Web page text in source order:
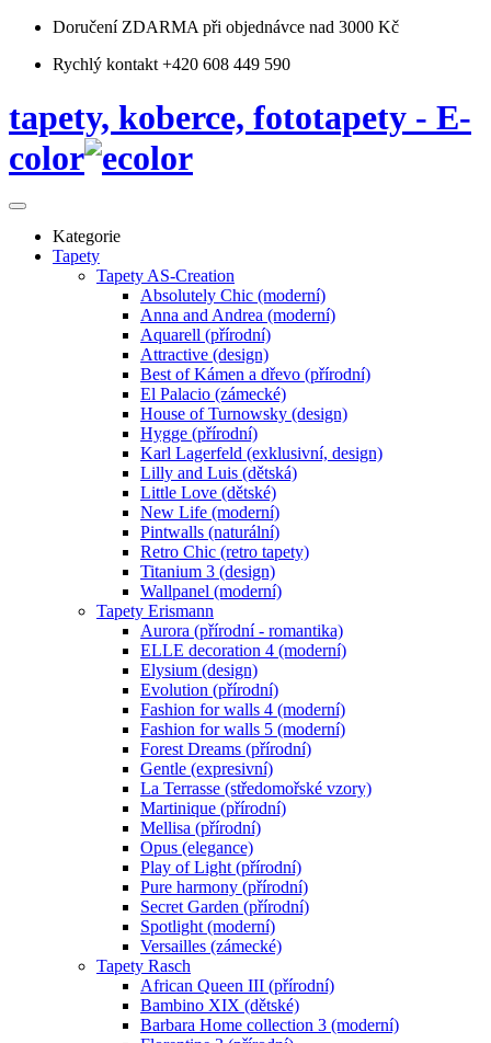
Doručení ZDARMA při objednávce nad 3000 Kč
Rychlý kontakt +420 608 449 590
tapety, koberce, fototapety - E-
color
Kategorie
Tapety
Tapety AS-Creation
Absolutely Chic (moderní)
Anna and Andrea (moderní)
Aquarell (přírodní)
Attractive (design)
Best of Kámen a dřevo (přírodní)
El Palacio (zámecké)
House of Turnowsky (design)
Hygge (přírodní)
Karl Lagerfeld (exklusivní, design)
Lilly and Luis (dětská)
Little Love (dětské)
New Life (moderní)
Pintwalls (naturální)
Retro Chic (retro tapety)
Titanium 3 (design)
Wallpanel (moderní)
Tapety Erismann
Aurora (přírodní - romantika)
ELLE decoration 4 (moderní)
Elysium (design)
Evolution (přírodní)
Fashion for walls 4 (moderní)
Fashion for walls 5 (moderní)
Forest Dreams (přírodní)
Gentle (expresivní)
La Terrasse (středomořské vzory)
Martinique (přírodní)
Mellisa (přírodní)
Opus (elegance)
Play of Light (přírodní)
Pure harmony (přírodní)
Secret Garden (přírodní)
Spotlight (moderní)
Versailles (zámecké)
Tapety Rasch
African Queen III (přírodní)
Bambino XIX (dětské)
Barbara Home collection 3 (moderní)